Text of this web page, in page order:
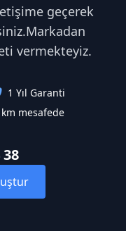
geçerek
vermekteyiz.
1 Yıl Garanti
mesafede